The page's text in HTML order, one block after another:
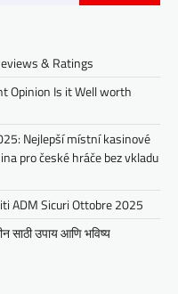
& Ratings
Opinion Is it Well worth
Nejlepší místní kasinové
pro české hráče bez vkladu
ADM Sicuri Ottobre 2025
साठी उपाय आणि भविष्य